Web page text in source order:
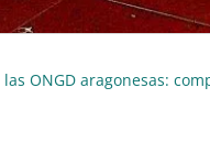
ONGD aragonesas: